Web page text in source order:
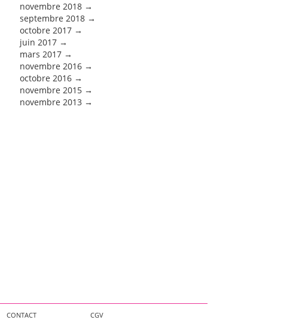
novembre 2018
septembre 2018
octobre 2017
juin 2017
mars 2017
novembre 2016
octobre 2016
novembre 2015
novembre 2013
CONTACT CGV